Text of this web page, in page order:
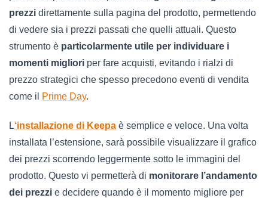
prezzi direttamente sulla pagina del prodotto, permettendo
di vedere sia i prezzi passati che quelli attuali. Questo
strumento è particolarmente utile per individuare i
momenti migliori per fare acquisti, evitando i rialzi di
prezzo strategici che spesso precedono eventi di vendita
come il
Prime Day.
L‘installazione di Keepa è semplice e veloce. Una volta
installata l’estensione, sarà possibile visualizzare il grafico
dei prezzi scorrendo leggermente sotto le immagini del
prodotto. Questo vi permetterà di monitorare l’andamento
dei prezzi e decidere quando è il momento migliore per